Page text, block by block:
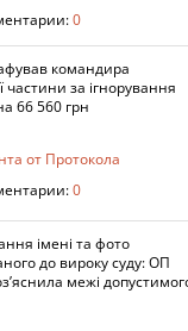
0
командира
частини за ігнорування
66 560 грн
от Протокола
0
імені та фото
до вироку суду: ОП
межі